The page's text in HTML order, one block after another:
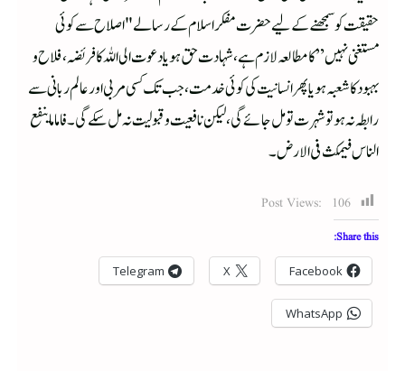
حقیقت کو سمجھنے کے لیے حضرت مفکر اسلام کے رسالے "اصلاح سے کوئی
مستغنی نہیں ” کا مطالعہ لازم ہے،شہادت حق ہو یا دعوت الی اللہ کا فریضہ ، فلاح و
بہبود کا شعبہ ہو یا پھر انسانیت کی کوئی خدمت، جب تک کسی مربی اور عالم ربانی سے
رابطہ نہ ہو تو شہرت تو مل جائے گی،لیکن نافعیت و قبولیت نہ مل سکے گی۔فاما ما ینفع
الناس فیمکث فی الارض ۔
Post Views: 106
Share this:
Facebook
X
Telegram
WhatsApp